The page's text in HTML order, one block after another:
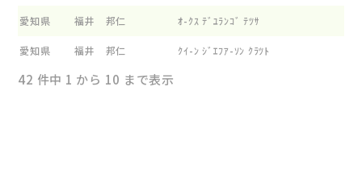
愛知県 福井 邦仁 ｵ-ｸｽ ﾃﾞﾕﾗﾝｺﾞ ﾃﾂｻ
愛知県 福井 邦仁 ｸｲ-ﾝ ｼﾞｴﾌｱ-ｿﾝ ｸﾗﾂﾄ
42 件中 1 から 10 まで表示